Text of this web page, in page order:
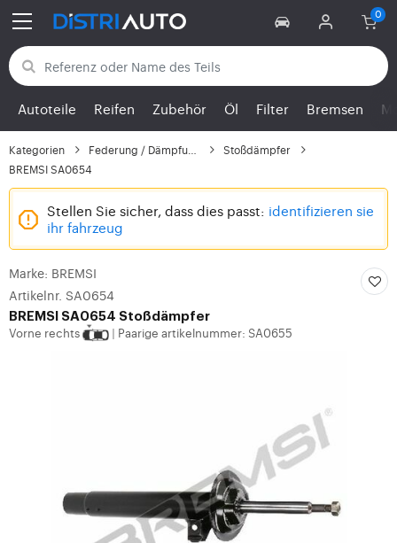
Zurück zu den Kategorien
Autoteile Reifen Zubehör Öl Filter Bremsen
Kategorien
Stoßdämpfer
BREMSI SA0654
Stellen Sie sicher, dass dies passt: identifizieren sie
ihr fahrzeug
Marke: BREMSI
Artikelnr. SA0654
BREMSI SA0654 Stoßdämpfer
Vorne rechts Paarige artikelnummer: SA0655